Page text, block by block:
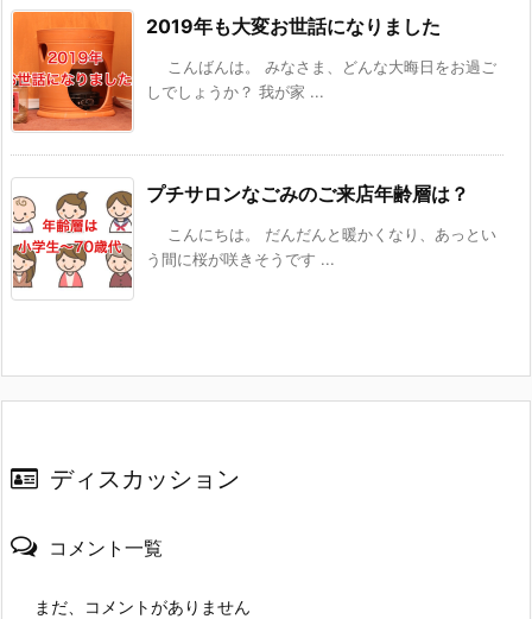
2019年も大変お世話になりました
こんばんは。 みなさま、どんな大晦日をお過ご
しでしょうか？ 我が家 ...
プチサロンなごみのご来店年齢層は？
こんにちは。 だんだんと暖かくなり、あっとい
う間に桜が咲きそうです ...
ディスカッション
コメント一覧
まだ、コメントがありません